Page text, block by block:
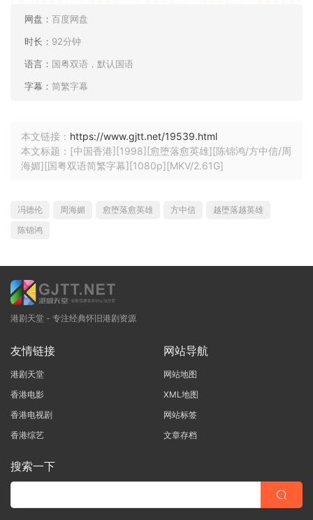
网盘： 百度网盘
时长： 92分钟
语言： 国粤双语，默认国语
字幕： 简繁字幕
本文链接： https://www.gjtt.net/19539.html
本文标题：[中国香港][1998][愈堕落愈英雄][陈锦鸿/方中信/周
海媚][国粤双语简繁字幕][1080p][MKV/2.61G]
冯德伦 周海媚 愈堕落愈英雄 方中信
越堕落越英雄
陈锦鸿
港剧天堂 - 专注经典怀旧港剧资源
友情链接
港剧天堂
香港电影
香港电视剧
香港综艺
网站导航
网站地图
XML地图
网站标签
文章存档
搜索一下